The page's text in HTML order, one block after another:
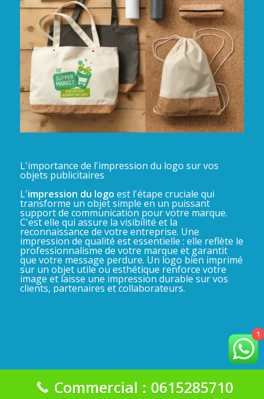
L'importance de l'impression du logo sur vos
objets publicitaires
L'impression du logo est l'étape cruciale qui
transforme un objet simple en un puissant
support de communication pour votre marque.
C'est elle qui assure la visibilité et la
reconnaissance de votre entreprise. Une
impression de qualité est essentielle : elle reflète le
professionnalisme de votre marque et garantit
que votre message perdure. Un logo bien imprimé
sur un objet utile ou esthétique renforce votre
image et laisse une impression durable sur vos
clients, partenaires et collaborateurs.
La Gadgeterie 2025©
1
Commercial : 0615285710